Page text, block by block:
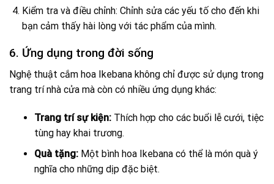
Kiểm tra và điều chỉnh: Chỉnh sửa các yếu tố cho đến khi
bạn cảm thấy hài lòng với tác phẩm của mình.
6. Ứng dụng trong đời sống
Nghệ thuật cắm hoa Ikebana không chỉ được sử dụng trong
trang trí nhà cửa mà còn có nhiều ứng dụng khác:
Trang trí sự kiện:Thích hợp cho các buổi lễ cưới, tiệc
tùng hay khai trương.
Quà tặng:Một bình hoa Ikebana có thể là món quà ý
nghĩa cho những dịp đặc biệt.